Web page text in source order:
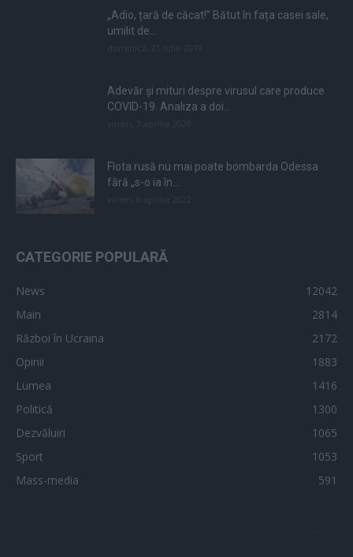
„Adio, țară de căcat!” Bătut în fața casei sale,
umilit de...
Adevăr și mituri despre virusul care produce
COVID-19. Analiza a doi...
Flota rusă nu mai poate bombarda Odessa
fără „s-o ia în...
CATEGORIE POPULARĂ
News
12042
Main
2814
Război în Ucraina
2172
Opinii
1883
Lumea
1416
Politică
1300
Dezvăluiri
1065
Sport
1053
Mass-media
591